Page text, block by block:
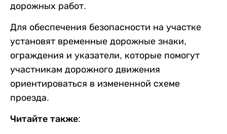
дорожных работ.
Для обеспечения безопасности на участке
установят временные дорожные знаки,
ограждения и указатели, которые помогут
участникам дорожного движения
ориентироваться в измененной схеме
проезда.
Читайте также: